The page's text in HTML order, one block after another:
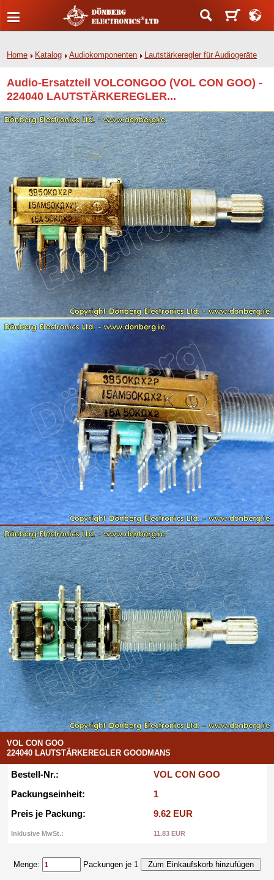
Home Katalog Audiokomponenten Lautstärkeregler für Audiogeräte
Audio-Ersatzteil VOLCONGOO (VOL CON GOO) -
224040 LAUTSTÄRKEREGLER...
VOL CON GOO
224040 LAUTSTÄRKEREGLER GOODMANS
Bestell-Nr.:
VOL CON GOO
Packungseinheit:
1
Preis je Packung:
9.62 EUR
Inklusive MwSt.: 11.83 EUR
Menge: Packungen je 1